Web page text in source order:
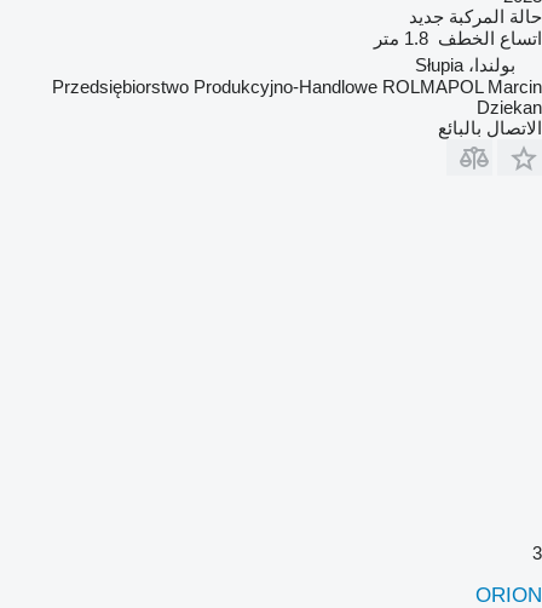
حالة المركبة جديد
اتساع الخطف 1.8 متر
بولندا، Słupia
Przedsiębiorstwo Produkcyjno-Handlowe ROLMAPOL Marcin
Dziekan
الاتصال بالبائع
3
ORION